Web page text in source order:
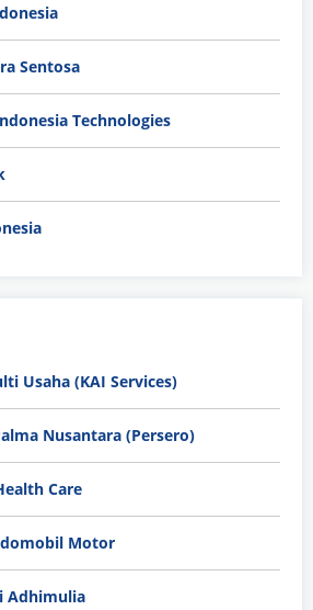
Sentosa
Technologies
Usaha (KAI Services)
Nusantara (Persero)
Care
Motor
Adhimulia